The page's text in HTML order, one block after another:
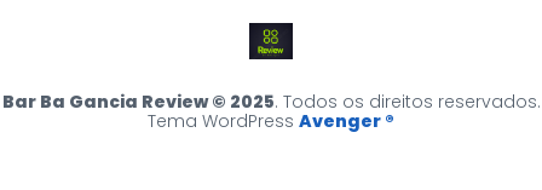
Bar Ba Gancia Review © 2025. Todos os direitos reservados.
Tema WordPress Avenger ®